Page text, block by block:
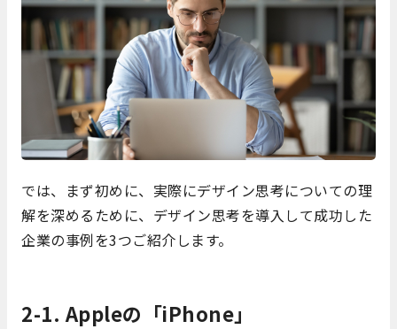
では、まず初めに、実際にデザイン思考についての理
解を深めるために、デザイン思考を導入して成功した
企業の事例を3つご紹介します。
2-1. Appleの「iPhone」